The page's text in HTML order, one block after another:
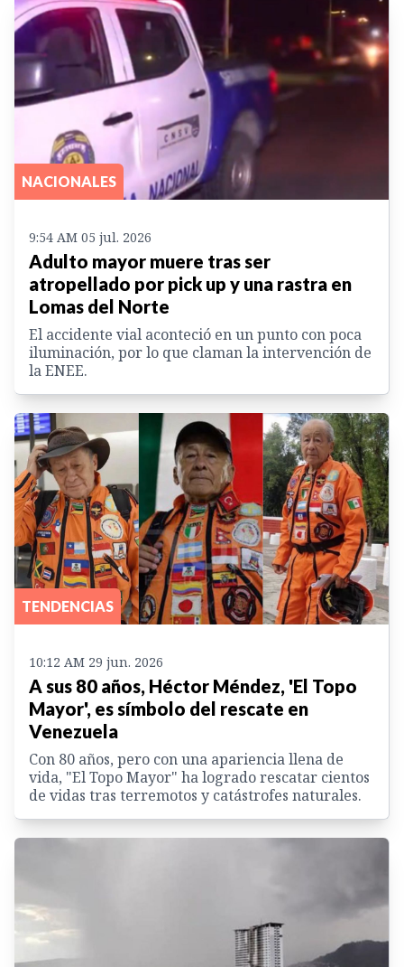
NACIONALES
9:54 AM 05 jul. 2026
Adulto mayor muere tras ser
atropellado por pick up y una rastra en
Lomas del Norte
El accidente vial aconteció en un punto con poca
iluminación, por lo que claman la intervención de
la ENEE.
TENDENCIAS
10:12 AM 29 jun. 2026
A sus 80 años, Héctor Méndez, 'El Topo
Mayor', es símbolo del rescate en
Venezuela
Con 80 años, pero con una apariencia llena de
vida, "El Topo Mayor" ha logrado rescatar cientos
de vidas tras terremotos y catástrofes naturales.